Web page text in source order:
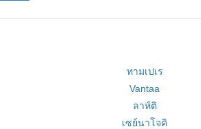
ทามเปเร
Vantaa
ลาห์ติ
เซย์นาโจคิ